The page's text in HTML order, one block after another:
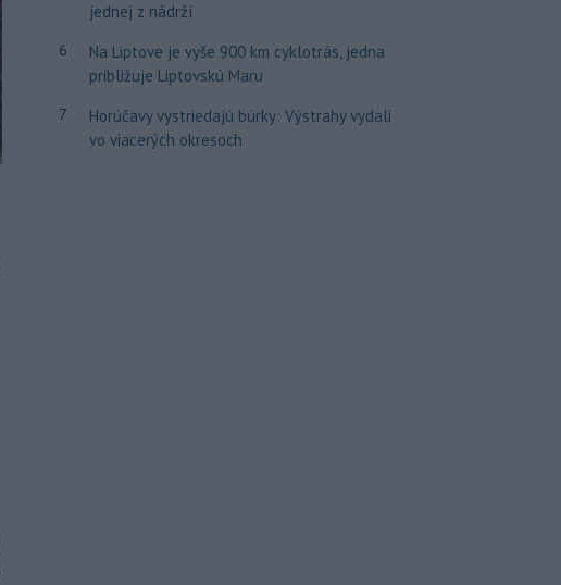
jednej z nádrží
6
Na Liptove je vyše 900 km cyklotrás, jedna
približuje Liptovskú Maru
7
Horúčavy vystriedajú búrky: Výstrahy vydali
vo viacerých okresoch